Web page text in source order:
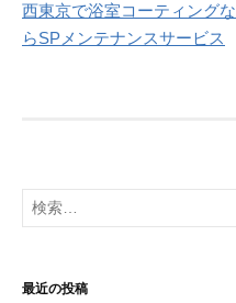
投
ゲ
シ
西東京で浴室コーティングな
らSPメンテナンスサービス
検
索
最近の投稿